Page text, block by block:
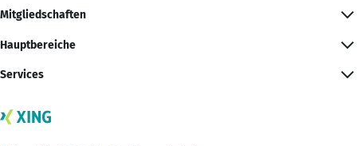
Mitgliedschaften
Hauptbereiche
Services